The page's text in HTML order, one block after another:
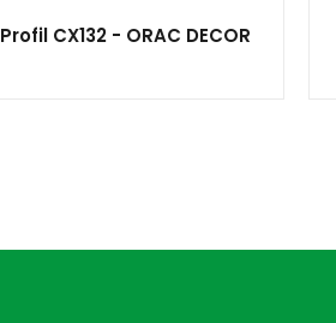
Profil CX132 - ORAC DECOR